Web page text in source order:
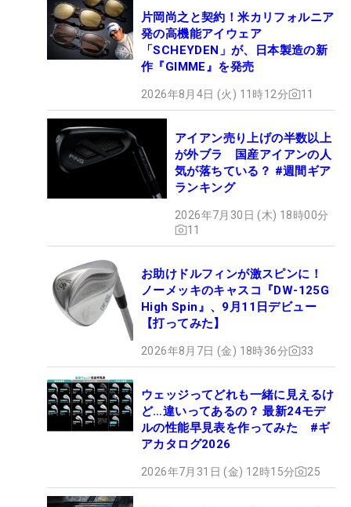
片岡尚之と契約！米カリフォルニア
発の高機能アイウェア
「SCHEYDEN」が、日本製造の新
作『GIMME』を発売
2026年8月4日 (火) 11時12分 11
アイアン売り上げの半数以上
が外ブラ 国産アイアンの人
気が落ちている？ #週間ギア
ランキング
2026年7月30日 (木) 18時00分
11
お助けドルフィンが激スピンに！
ノーメッキのキャスコ『DW-125G
High Spin』、9月11日デビュー
【打ってみた】
2026年8月7日 (金) 18時36分 33
ウェッジってどれも一緒に見えるけ
ど…違いってあるの？ 最新24モデ
ルの性能早見表を作ってみた #ギ
アカタログ2026
2026年7月31日 (金) 12時15分 25